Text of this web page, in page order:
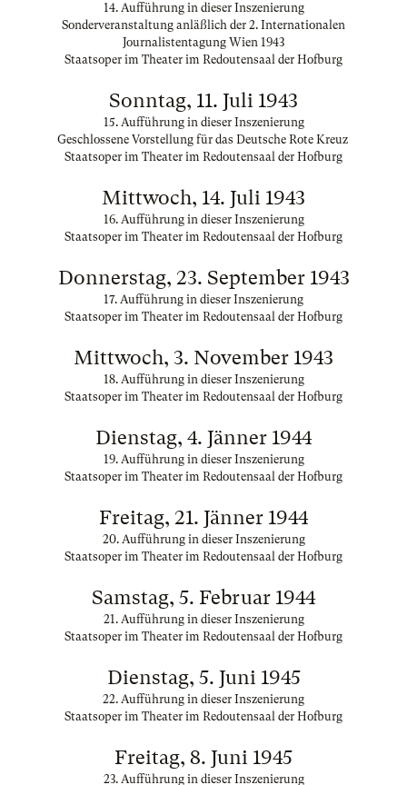
14. Aufführung in dieser Inszenierung
Sonderveranstaltung anläßlich der 2. Internationalen
Journalistentagung Wien 1943
Staatsoper im Theater im Redoutensaal der Hofburg
Sonntag, 11. Juli 1943
15. Aufführung in dieser Inszenierung
Geschlossene Vorstellung für das Deutsche Rote Kreuz
Staatsoper im Theater im Redoutensaal der Hofburg
Mittwoch, 14. Juli 1943
16. Aufführung in dieser Inszenierung
Staatsoper im Theater im Redoutensaal der Hofburg
Donnerstag, 23. September 1943
17. Aufführung in dieser Inszenierung
Staatsoper im Theater im Redoutensaal der Hofburg
Mittwoch, 3. November 1943
18. Aufführung in dieser Inszenierung
Staatsoper im Theater im Redoutensaal der Hofburg
Dienstag, 4. Jänner 1944
19. Aufführung in dieser Inszenierung
Staatsoper im Theater im Redoutensaal der Hofburg
Freitag, 21. Jänner 1944
20. Aufführung in dieser Inszenierung
Staatsoper im Theater im Redoutensaal der Hofburg
Samstag, 5. Februar 1944
21. Aufführung in dieser Inszenierung
Staatsoper im Theater im Redoutensaal der Hofburg
Dienstag, 5. Juni 1945
22. Aufführung in dieser Inszenierung
Staatsoper im Theater im Redoutensaal der Hofburg
Freitag, 8. Juni 1945
23. Aufführung in dieser Inszenierung